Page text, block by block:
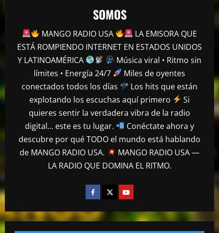
SOMOS
MANGO RADIO USA
LA EMISORA QUE
ESTÁ ROMPIENDO INTERNET EN ESTADOS UNIDOS
Y LATINOAMÉRICA
Música viral • Ritmo sin
límites • Energía 24/7
Miles de oyentes
conectados todos los días
Los hits que están
explotando los escuchas aquí primero
Si
quieres sentir la verdadera vibra de la radio
digital… este es tu lugar.
Conéctate ahora y
descubre por qué TODO el mundo está hablando
de MANGO RADIO USA.
MANGO RADIO USA —
LA RADIO QUE DOMINA EL RITMO.
mango radio usa
Escolta presidencial se accidenta y deja
tres heridos en Puerto Plata
abril 27, 2026
mango radio usa
Comunicador propina bofetada al padre
de una víctima del Jet Set en el Palacio
de Justicia
abril 27, 2026
4
mango radio usa
reproducciones en YouTube